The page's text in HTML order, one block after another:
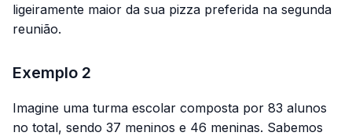
ligeiramente maior da sua pizza preferida na segunda
reunião.
Exemplo 2
Imagine uma turma escolar composta por 83 alunos
no total, sendo 37 meninos e 46 meninas. Sabemos